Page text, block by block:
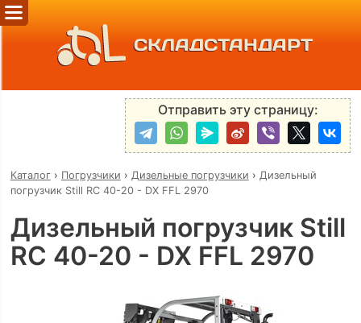
СКЛАДСТАНДАРТ
Отправить эту страницу:
Каталог› Погрузчики › Дизельные погрузчики › Дизельный
погрузчик Still RC 40-20 - DX FFL 2970
Дизельный погрузчик Still
RC 40-20 - DX FFL 2970